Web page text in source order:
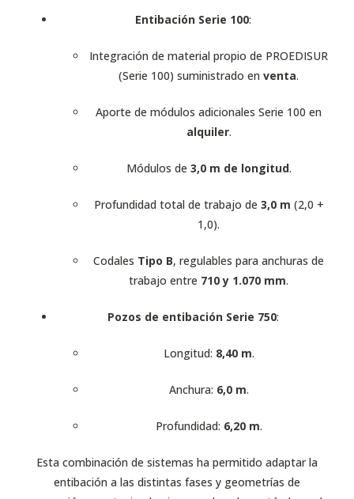
Entibación Serie 100:
Integración de material propio de PROEDISUR
(Serie 100) suministrado en venta.
Aporte de módulos adicionales Serie 100 en
alquiler.
Módulos de 3,0 m de longitud.
Profundidad total de trabajo de 3,0 m (2,0 +
1,0).
Codales Tipo B, regulables para anchuras de
trabajo entre 710 y 1.070 mm.
Pozos de entibación Serie 750:
Longitud: 8,40 m.
Anchura: 6,0 m.
Profundidad: 6,20 m.
Esta combinación de sistemas ha permitido adaptar la
entibación a las distintas fases y geometrías de